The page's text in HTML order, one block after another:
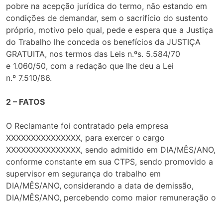
pobre na acepção jurídica do termo, não estando em
condições de demandar, sem o sacrifício do sustento
próprio, motivo pelo qual, pede e espera que a Justiça
do Trabalho lhe conceda os benefícios da JUSTIÇA
GRATUITA, nos termos das Leis n.ºs. 5.584/70
e 1.060/50, com a redação que lhe deu a Lei
n.º 7.510/86.
2 – FATOS
O Reclamante foi contratado pela empresa
XXXXXXXXXXXXXXX, para exercer o cargo
XXXXXXXXXXXXXXX, sendo admitido em DIA/MÊS/ANO,
conforme constante em sua CTPS, sendo promovido a
supervisor em segurança do trabalho em
DIA/MÊS/ANO, considerando a data de demissão,
DIA/MÊS/ANO, percebendo como maior remuneração o